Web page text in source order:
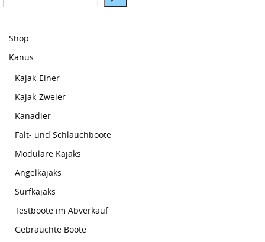
Shop
Kanus
Kajak-Einer
Kajak-Zweier
Kanadier
Falt- und Schlauchboote
Modulare Kajaks
Angelkajaks
Surfkajaks
Testboote im Abverkauf
Gebrauchte Boote